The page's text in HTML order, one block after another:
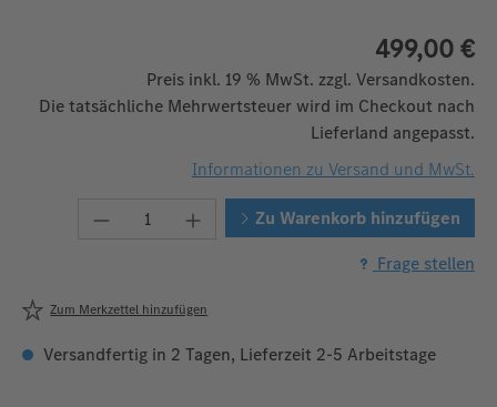
499,00 €
Preis inkl. 19 % MwSt. zzgl. Versandkosten.
Die tatsächliche Mehrwertsteuer wird im Checkout nach
Lieferland angepasst.
Informationen zu Versand und MwSt.
Produkt Anzahl: Gib denZu Warenkorb hinzufügen
Frage stellen
Zum Merkzettel hinzufügen
Versandfertig in 2 Tagen, Lieferzeit 2-5 Arbeitstage